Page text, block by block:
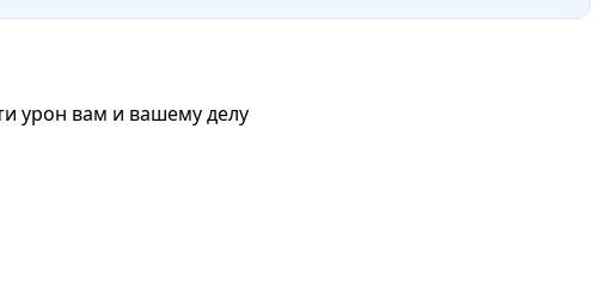
урон вам и вашему делу